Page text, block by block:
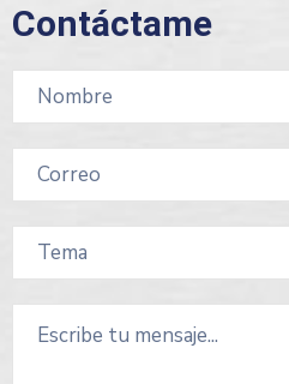
Contáctame